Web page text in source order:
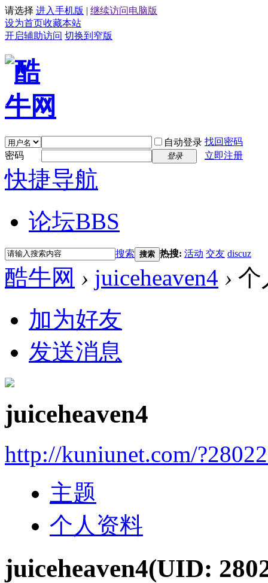
请选择 进入手机版 | 继续访问电脑版
设为首页收藏本站
开启辅助访问 切换到窄版
自动登录 找回密码
密码
登录 立即注册
快捷导航
论坛BBS
搜索 搜索 热搜: 活动 交友 discuz
酷牛网 › juiceheaven4 › 个
加为好友
发送消息
juiceheaven4
http://kuniunet.com/
主题
个人资料
juiceheaven4(UID: